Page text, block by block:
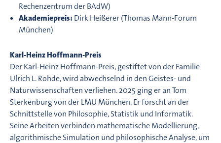
Rechenzentrum der BAdW)
Akademiepreis: Dirk Heißerer (Thomas Mann-Forum
München)
Karl-Heinz Hoffmann-Preis
Der Karl-Heinz Hoffmann-Preis, gestiftet von der Familie
Ulrich L. Rohde, wird abwechselnd in den Geistes- und
Naturwissenschaften verliehen. 2025 ging er an Tom
Sterkenburg von der LMU München. Er forscht an der
Schnittstelle von Philosophie, Statistik und Informatik.
Seine Arbeiten verbinden mathematische Modellierung,
algorithmische Simulation und philosophische Analyse, um